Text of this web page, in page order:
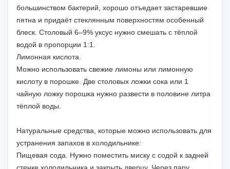
большинством бактерий, хорошо отъедает застаревшие
пятна и придаёт стеклянным поверхностям особенный
блеск. Столовый 6–9% уксус нужно смешать с тёплой
водой в пропорции 1:1.
Лимонная кислота.
Можно использовать свежие лимоны или лимонную
кислоту в порошке. Две столовых ложки сока или 1
чайную ложку порошка нужно развести в половине литра
тёплой воды.
Натуральные средства, которые можно использовать для
устранения запахов в холодильнике:
Пищевая сода. Нужно поместить миску с содой к задней
стенке холодильника и закрыть дверцу. Через пару